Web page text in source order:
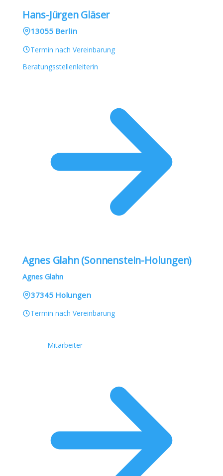
Hans-Jürgen Gläser
13055 Berlin
Termin nach Vereinbarung
Beratungsstellenleiterin
Agnes Glahn (Sonnenstein-Holungen)
Agnes Glahn
37345 Holungen
Termin nach Vereinbarung
Mitarbeiter